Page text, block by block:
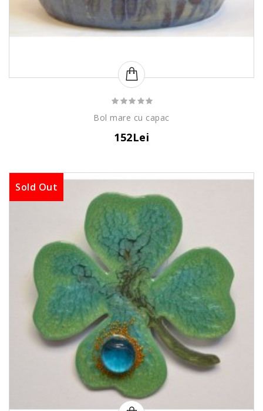
Bol mare cu capac
152Lei
Sold Out